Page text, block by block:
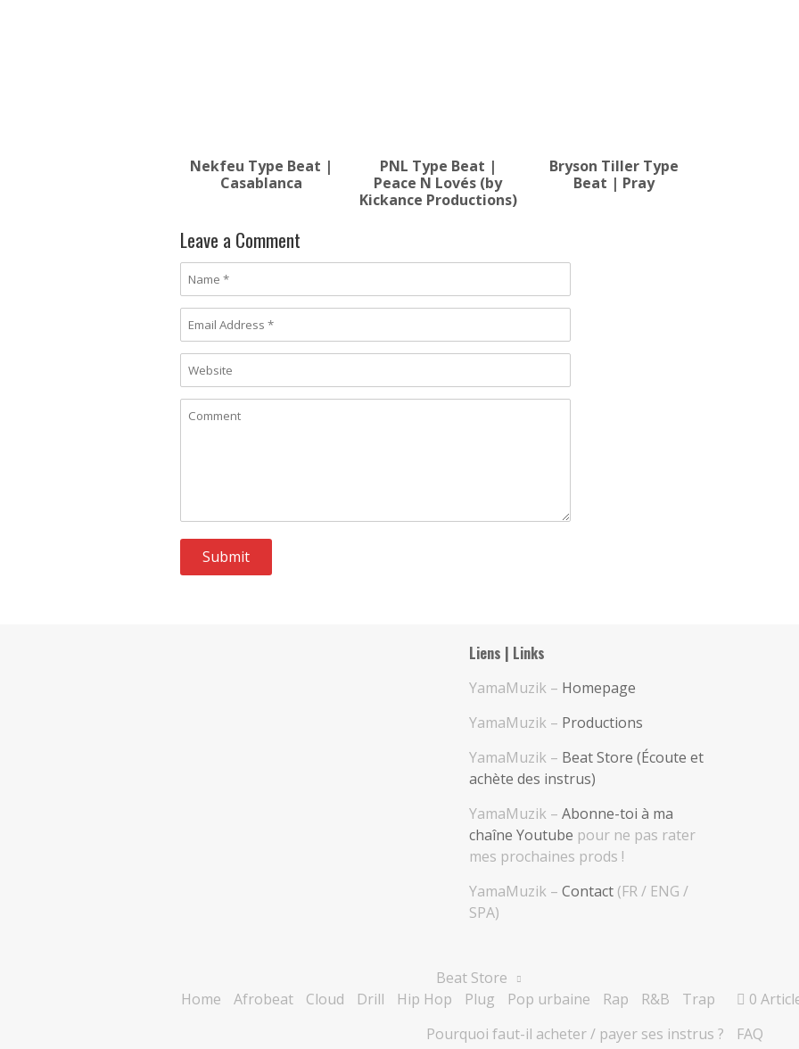
Nekfeu Type Beat |
Casablanca
PNL Type Beat |
Peace N Lovés (by
Kickance Productions)
Bryson Tiller Type
Beat | Pray
Leave a Comment
Liens | Links
YamaMuzik – Homepage
YamaMuzik – Productions
YamaMuzik – Beat Store (Écoute et
achète des instrus)
YamaMuzik – Abonne-toi à ma
chaîne Youtube pour ne pas rater
mes prochaines prods !
YamaMuzik – Contact (FR / ENG /
SPA)
Home
Beat Store
Afrobeat
Cloud Drill Hip Hop Plug Pop urbaine Rap R&B Trap 0
Pourquoi faut-il acheter / payer ses instrus ?
FAQ